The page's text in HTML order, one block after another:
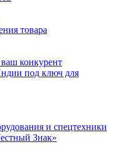
товара
конкурент
под ключ для
и спецтехники
Знак»